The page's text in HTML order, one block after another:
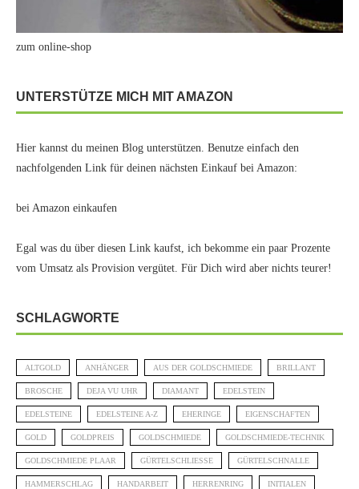
zum online-shop
UNTERSTÜTZE MICH MIT AMAZON
Hier kannst du meinen Blog unterstützen. Benutze einfach den
nachfolgenden Link für deinen nächsten Einkauf bei Amazon:
bei Amazon einkaufen
Egal was du über diesen Link kaufst, ich bekomme ein paar Prozente
vom Umsatz als Provision vergütet. Für Dich wird aber nichts teurer!
SCHLAGWORTE
ALTGOLD ANHÄNGER AUS DER GOLDSCHMIEDE BRILLANT
BROSCHE DEJA VU UHR DIAMANT EDELSTEIN
EDELSTEINE EDELSTEINE A-Z EHERINGE EIGENSCHAFTEN
GOLD GOLDPREIS GOLDSCHMIEDE GOLDSCHMIEDE-TECHNIK
GOLDSCHMIEDE PLAAR GÜRTELSCHLIESSE GÜRTELSCHNALLE
HAMMERSCHLAG HANDARBEIT HERRENRING INITIALEN